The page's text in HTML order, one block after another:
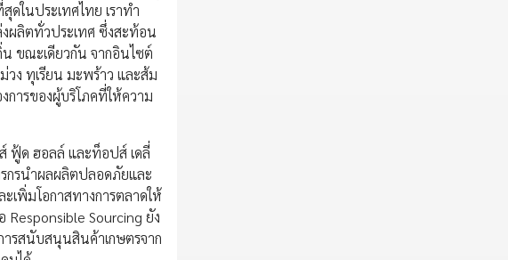
ในประเทศไทย เราทำ
ผลิตทั่วประเทศ ซึ่งสะท้อน
ขณะเดียวกัน จากอินไซต์
วง ทุเรียน มะพร้าว และส้ม
ารของผู้บริโภคที่ให้ความ
ฟู้ด ฮอลล์ และท็อปส์ เดลี่
กรนำผลผลิตปลอดภัยและ
เพิ่มโอกาสทางการตลาดให้
Sourcing ยัง
ารสนับสนุนสินค้าเกษตรจาก